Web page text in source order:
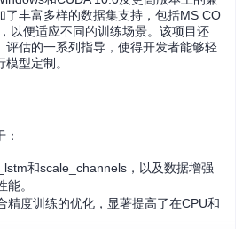
了丰富多样的数据集支持，包括MS CO
以便适应不同的训练场景。该项目还
评估的一系列指导，使得开发者能够轻
型定制。
和scale_channels，以及数据增强
。
精度训练的优化，显著提高了在CPU和